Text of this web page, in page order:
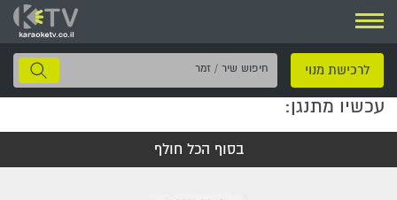
ניווט
לרכישת מנוי
חיפוש
שיר
עכשיו מתנגן:
בסוף הכל חולף